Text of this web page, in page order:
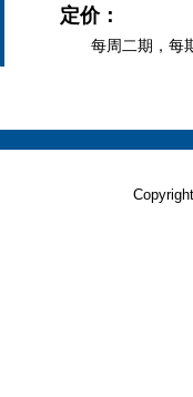
定价：
每周二期，每期